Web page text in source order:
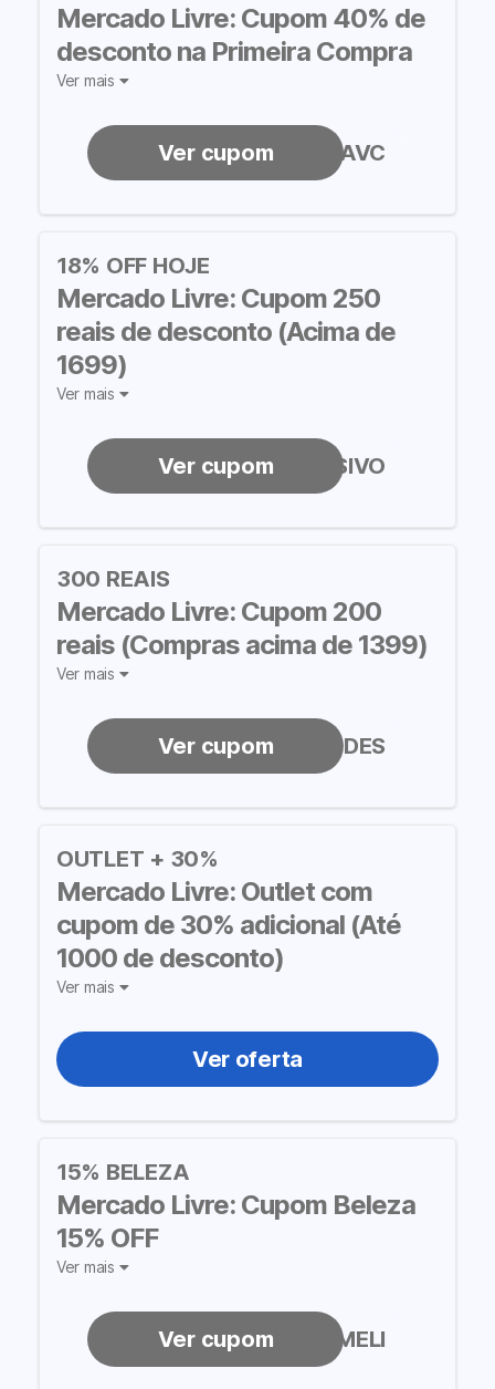
Mercado Livre: Cupom 40% de
desconto na Primeira Compra
Ver mais
CUPOMPRAVC
18% OFF HOJE
Mercado Livre: Cupom 250
reais de desconto (Acima de
1699)
Ver mais
CUPOMEXCLUSIVO
300 REAIS
Mercado Livre: Cupom 200
reais (Compras acima de 1399)
Ver mais
SAUDADES
OUTLET + 30%
Mercado Livre: Outlet com
cupom de 30% adicional (Até
1000 de desconto)
Ver mais
Ver oferta
15% BELEZA
Mercado Livre: Cupom Beleza
15% OFF
Ver mais
BELEZANOMELI